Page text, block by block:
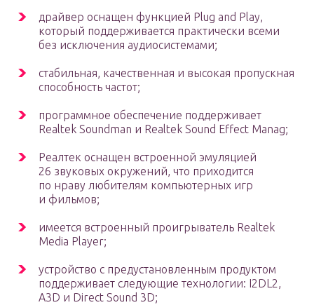
драйвер оснащен функцией Plug and Play,
который поддерживается практически всеми
без исключения аудиосистемами;
стабильная, качественная и высокая пропускная
способность частот;
программное обеспечение поддерживает
Realtek Soundman и Realtek Sound Effect Manag;
Реалтек оснащен встроенной эмуляцией
26 звуковых окружений, что приходится
по нраву любителям компьютерных игр
и фильмов;
имеется встроенный проигрыватель Realtek
Media Player;
устройство с предустановленным продуктом
поддерживает следующие технологии: I2DL2,
A3D и Direct Sound 3D;